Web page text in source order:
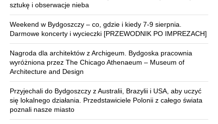
sztukę i obserwacje nieba
Weekend w Bydgoszczy – co, gdzie i kiedy 7-9 sierpnia.
Darmowe koncerty i wycieczki [PRZEWODNIK PO IMPREZACH]
Nagroda dla architektów z Archigeum. Bydgoska pracownia
wyróżniona przez The Chicago Athenaeum – Museum of
Architecture and Design
Przyjechali do Bydgoszczy z Australii, Brazylii i USA, aby uczyć
się lokalnego działania. Przedstawiciele Polonii z całego świata
poznali nasze miasto